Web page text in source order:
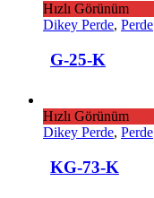
Hızlı Görünüm
Dikey Perde, Perde
G-25-K
Hızlı Görünüm
Dikey Perde, Perde
KG-73-K